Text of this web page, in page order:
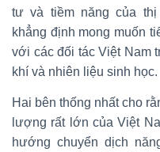
tư và tiềm năng của
khẳng định mong muốn
với các đối tác Việt Nam
khí và nhiên liệu sinh học.
Hai bên thống nhất cho
lượng rất lớn của Việt
hướng chuyển dịch